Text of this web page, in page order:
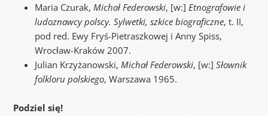
Maria Czurak, Michał Federowski, [w:] Etnografowie i
ludoznawcy polscy. Sylwetki, szkice biograficzne, t. II,
pod red. Ewy Fryś-Pietraszkowej i Anny Spiss,
Wrocław-Kraków 2007.
Julian Krzyżanowski, Michał Federowski, [w:] Słownik
folkloru polskiego, Warszawa 1965.
Podziel się!